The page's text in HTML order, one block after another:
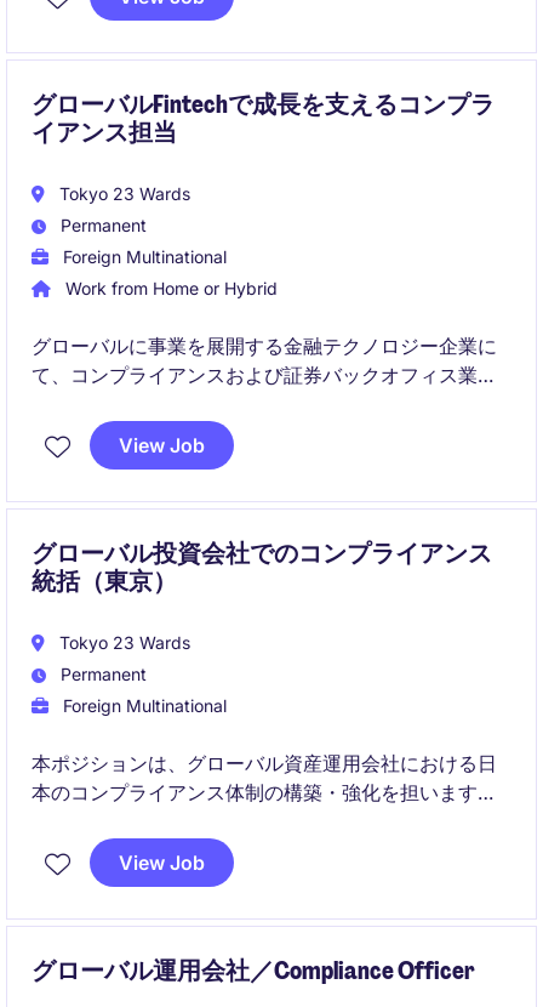
す。
グローバルFintechで成長を支えるコンプラ
イアンス担当
Tokyo 23 Wards
Permanent
Foreign Multinational
Work from Home or Hybrid
グローバルに事業を展開する金融テクノロジー企業に
て、コンプライアンスおよび証券バックオフィス業務
え、海外チームとの連携や業務改善プロジェクトにも
携わることができるポジションです。
View Job
グローバル投資会社でのコンプライアンス
統括（東京）
Tokyo 23 Wards
Permanent
Foreign Multinational
本ポジションは、グローバル資産運用会社における日
本のコンプライアンス体制の構築・強化を担います。
バイスや対応をリードしていただきます。
View Job
グローバル運用会社／Compliance Officer